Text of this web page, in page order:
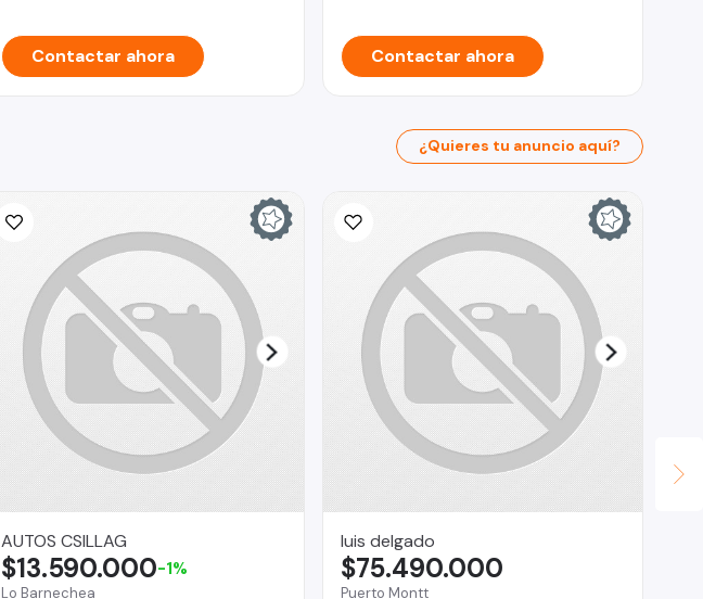
Contactar ahora Contactar ahora
¿Quieres tu anuncio aquí?
AUTOS CSILLAG
Lo Barnechea
$13.590.000-1%
luis delgado
Puerto Montt
$75.490.000